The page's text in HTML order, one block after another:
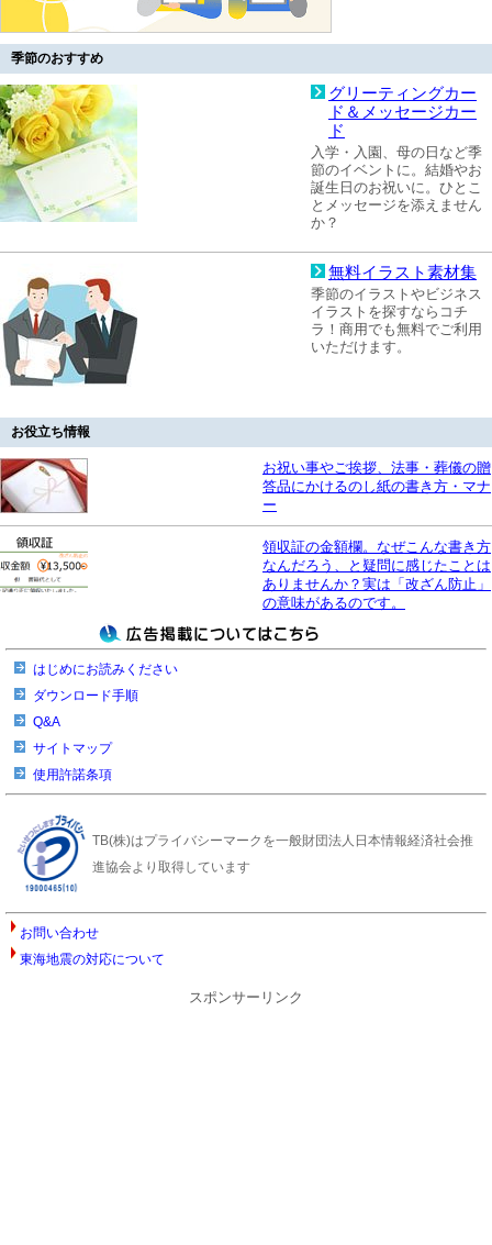
季節のおすすめ
グリーティングカー
ド＆メッセージカー
ド
入学・入園、母の日など季
節のイベントに。結婚やお
誕生日のお祝いに。ひとこ
とメッセージを添えません
か？
無料イラスト素材集
季節のイラストやビジネス
イラストを探すならコチ
ラ！商用でも無料でご利用
いただけます。
お役立ち情報
お祝い事やご挨拶、法事・葬儀の贈
答品にかけるのし紙の書き方・マナ
ー
領収証の金額欄。なぜこんな書き方
なんだろう、と疑問に感じたことは
ありませんか？実は「改ざん防止」
の意味があるのです。
はじめにお読みください
ダウンロード手順
Q&A
サイトマップ
使用許諾条項
TB(株)はプライバシーマークを一般財団法人日本情報経済社会推
進協会より取得しています
お問い合わせ
東海地震の対応について
スポンサーリンク